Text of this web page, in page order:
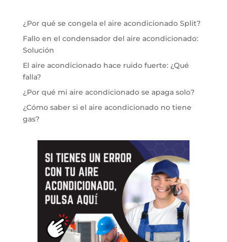
¿Por qué se congela el aire acondicionado Split?
Fallo en el condensador del aire acondicionado:
Solución
El aire acondicionado hace ruido fuerte: ¿Qué
falla?
¿Por qué mi aire acondicionado se apaga solo?
¿Cómo saber si el aire acondicionado no tiene
gas?